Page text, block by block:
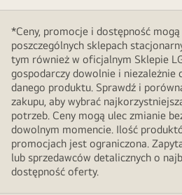
*Ceny, promocje i dostępność
poszczególnych sklepach
tym również w oficjalnym Sklepie
gospodarczy dowolnie i niezależnie
danego produktu. Sprawdź i
zakupu, aby wybrać
potrzeb. Ceny mogą ulec zmianie
dowolnym momencie. Ilość
promocjach jest ograniczona.
lub sprzedawców detalicznych o
dostępność oferty.